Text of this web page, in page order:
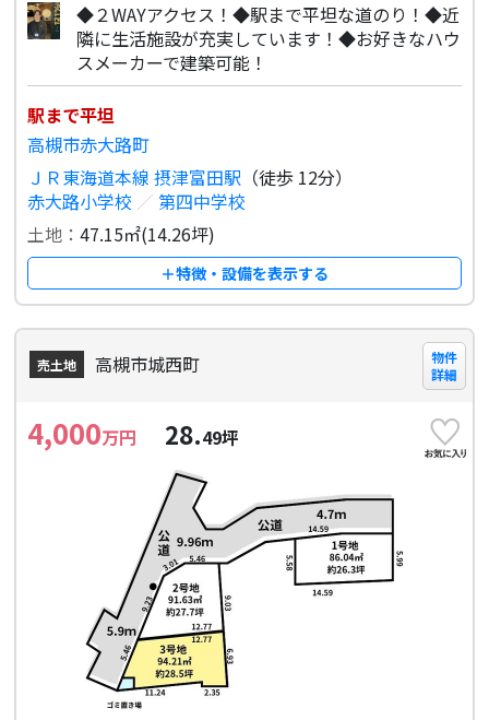
◆２WAYアクセス！◆駅まで平坦な道のり！◆近
隣に生活施設が充実しています！◆お好きなハウ
スメーカーで建築可能！
駅まで平坦
高槻市赤大路町
ＪＲ東海道本線 摂津富田駅 （徒歩 12分）
赤大路小学校 ／ 第四中学校
土地：47.15㎡(14.26坪)
＋特徴・設備を表示する
売土地 高槻市城西町
物件
詳細
4,000万円 28.49坪